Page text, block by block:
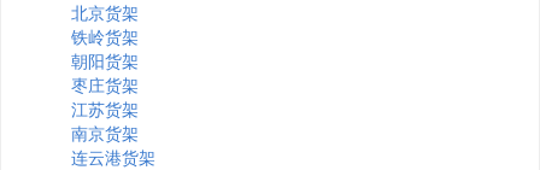
北京货架
铁岭货架
朝阳货架
枣庄货架
江苏货架
南京货架
连云港货架